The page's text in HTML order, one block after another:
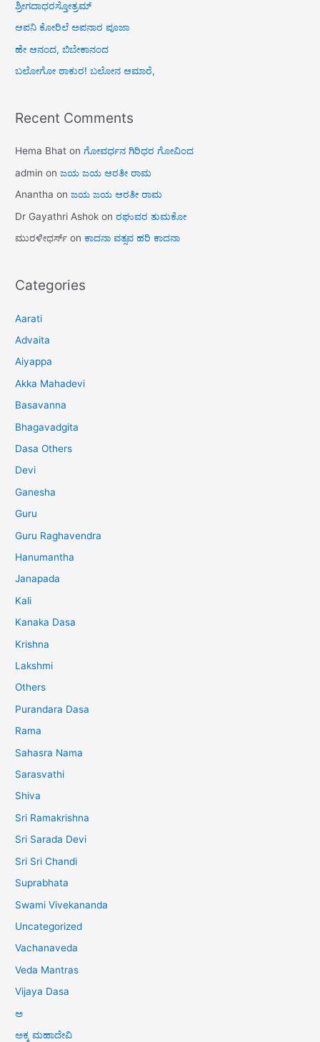
ಶ್ರೀಗದಾಧರಸ್ತೋತ್ರಮ್
ಆಪನಿ ಕೋರಿಲೆ ಅಪನಾರ ಪೂಜಾ
ಹೇ ಆನಂದ, ಬಿಬೇಕಾನಂದ
ಬಲೋಗೋ ಠಾಕುರ! ಬಲೋನ ಆಮಾರೆ,
Recent Comments
Hema Bhat onಗೋವರ್ಧನ ಗಿರಿಧರ ಗೋವಿಂದ
admin onಜಯ ಜಯ ಆರತೀ ರಾಮ
Anantha onಜಯ ಜಯ ಆರತೀ ರಾಮ
Dr Gayathri Ashok onರಘುವರ ತುಮಕೋ
ಮುರಳೀಧರ್ಸ್ onಕಾದನಾ ವತ್ಸವ ಹರಿ ಕಾದನಾ
Categories
Aarati
Advaita
Aiyappa
Akka Mahadevi
Basavanna
Bhagavadgita
Dasa Others
Devi
Ganesha
Guru
Guru Raghavendra
Hanumantha
Janapada
Kali
Kanaka Dasa
Krishna
Lakshmi
Others
Purandara Dasa
Rama
Sahasra Nama
Sarasvathi
Shiva
Sri Ramakrishna
Sri Sarada Devi
Sri Sri Chandi
Suprabhata
Swami Vivekananda
Uncategorized
Vachanaveda
Veda Mantras
Vijaya Dasa
ಅ
ಅಕ್ಕ ಮಹಾದೇವಿ